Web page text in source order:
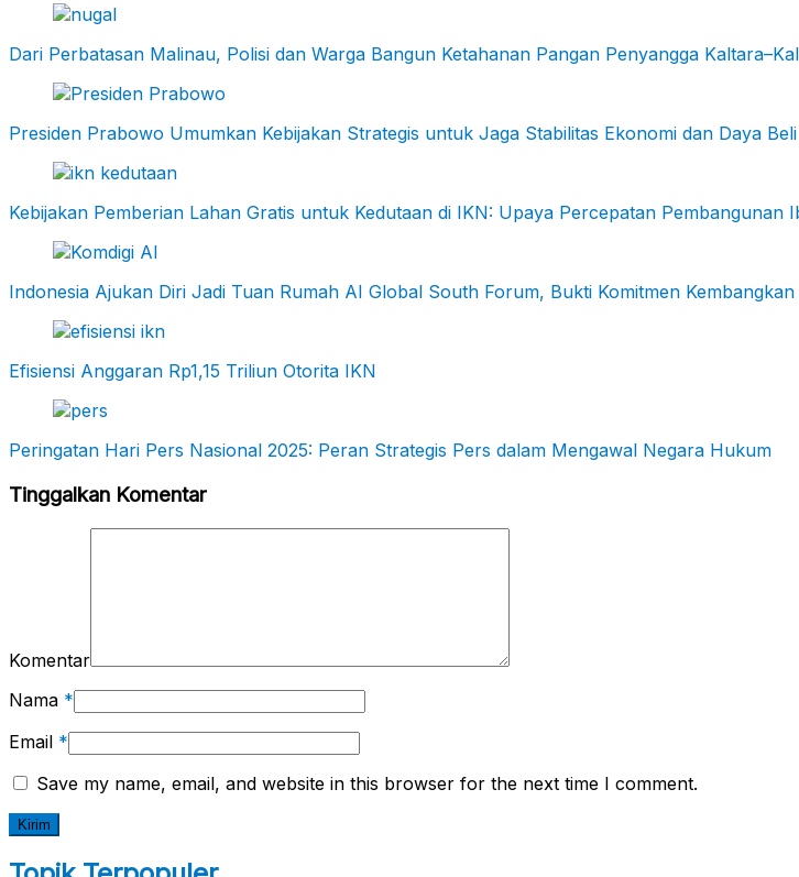
Dari Perbatasan Malinau, Polisi dan Warga Bangun Ketahanan Pangan Penyangga
Presiden Prabowo Umumkan Kebijakan Strategis untuk Jaga Stabilitas Ekonomi dan Daya
Kebijakan Pemberian Lahan Gratis untuk Kedutaan di IKN: Upaya Percepatan Pembangunan
Indonesia Ajukan Diri Jadi Tuan Rumah AI Global South Forum, Bukti Komitmen
Efisiensi Anggaran Rp1,15 Triliun Otorita IKN
Peringatan Hari Pers Nasional 2025: Peran Strategis Pers dalam Mengawal Negara Hukum
Tinggalkan Komentar
Komentar
Nama *
Email *
Save my name, email, and website in this browser for the next time I comment.